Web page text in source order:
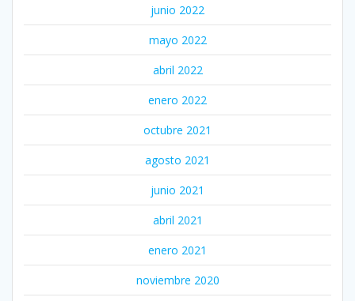
junio 2022
mayo 2022
abril 2022
enero 2022
octubre 2021
agosto 2021
junio 2021
abril 2021
enero 2021
noviembre 2020